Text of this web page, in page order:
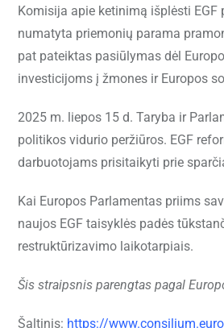
Komisija apie ketinimą išplėsti
numatyta priemonių parama
pat pateiktas pasiūlymas dėl
investicijoms į žmones ir Europos
2025 m. liepos 15 d. Taryba ir
politikos vidurio peržiūros. EGF
darbuotojams prisitaikyti prie
Kai Europos Parlamentas priims
naujos EGF taisyklės padės
restruktūrizavimo laikotarpiais.
Šis straipsnis parengtas pagal
Šaltinis: https://